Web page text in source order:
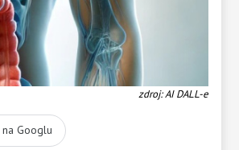
zdroj: AI DALL-e
Googlu